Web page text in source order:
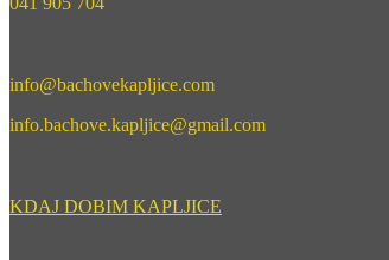
info@bachovekapljice.com
info.bachove.kapljice@gmail.com
KDAJ DOBIM KAPLJICE